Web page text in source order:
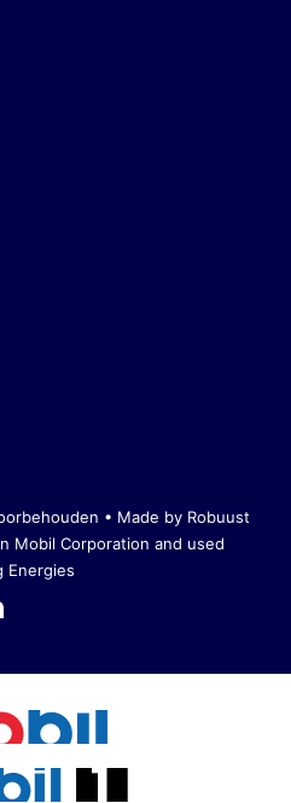
• Made by Robuust
Mobil Corporation and used
Energies